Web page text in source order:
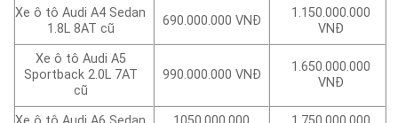
Xe ô tô Audi A4 Sedan
1.8L 8AT cũ
690.000.000 VNĐ
1.150.000.000
VNĐ
Xe ô tô Audi A5
Sportback 2.0L 7AT
cũ
990.000.000 VNĐ
1.650.000.000
VNĐ